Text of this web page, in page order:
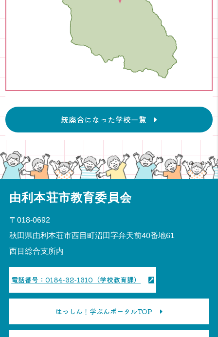
統廃合になった学校一覧
由利本荘市教育委員会
〒018-0692
秋田県由利本荘市西目町沼田字弁天前40番地61
西目総合支所内
電話番号：0184-32-1310（学校教育課）
はっしん！学ぶんポータルTOP